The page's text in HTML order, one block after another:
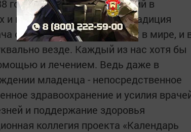
года «О внесении изменений в
и памятных днях». И эта традиция
одна из самых старейших в мире, и
везде. Каждый из нас хотя бы
и лечением. Ведь даже в
младенца - непосредственное
здравоохранение и усилия
и поддержание здоровья
коллегия проекта «Календарь